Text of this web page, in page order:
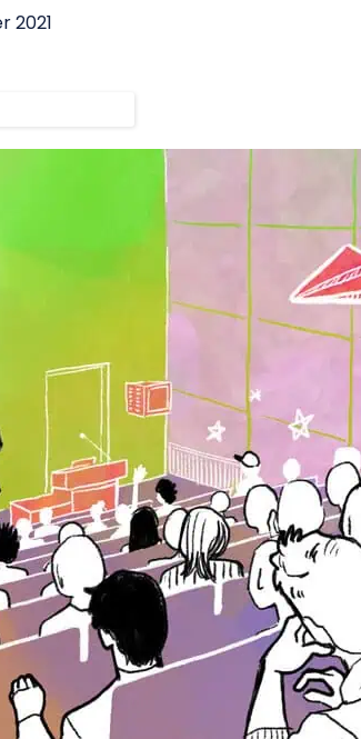
2021